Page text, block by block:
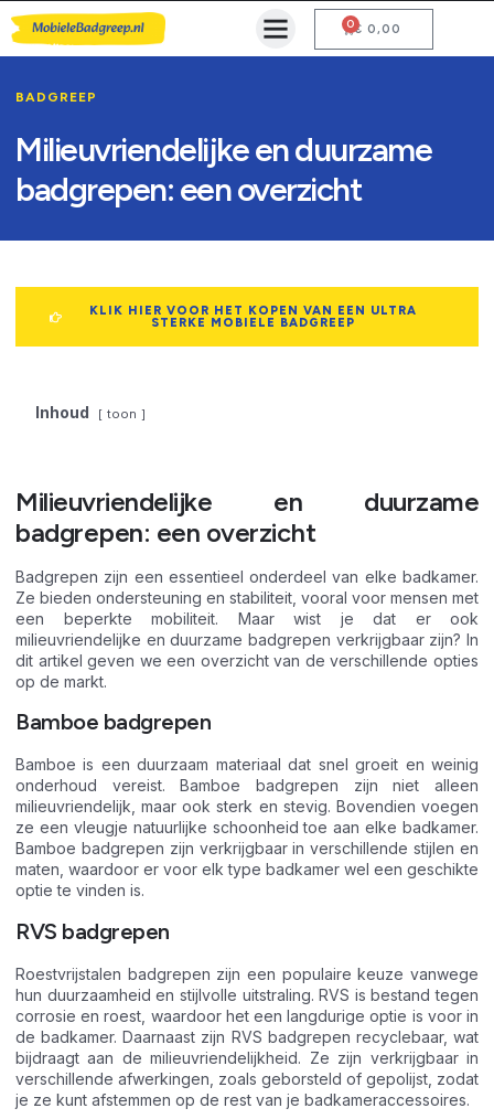
€ 0,00
0
BADGREEP
Milieuvriendelijke en duurzame
badgrepen: een overzicht
KLIK HIER VOOR HET KOPEN VAN EEN ULTRA
STERKE MOBIELE BADGREEP
Inhoud toon
Milieuvriendelijke en duurzame
badgrepen: een overzicht
Badgrepen zijn een essentieel onderdeel van elke badkamer.
Ze bieden ondersteuning en stabiliteit, vooral voor mensen met
een beperkte mobiliteit. Maar wist je dat er ook
milieuvriendelijke en duurzame badgrepen verkrijgbaar zijn? In
dit artikel geven we een overzicht van de verschillende opties
op de markt.
Bamboe badgrepen
Bamboe is een duurzaam materiaal dat snel groeit en weinig
onderhoud vereist. Bamboe badgrepen zijn niet alleen
milieuvriendelijk, maar ook sterk en stevig. Bovendien voegen
ze een vleugje natuurlijke schoonheid toe aan elke badkamer.
Bamboe badgrepen zijn verkrijgbaar in verschillende stijlen en
maten, waardoor er voor elk type badkamer wel een geschikte
optie te vinden is.
RVS badgrepen
Roestvrijstalen badgrepen zijn een populaire keuze vanwege
hun duurzaamheid en stijlvolle uitstraling. RVS is bestand tegen
corrosie en roest, waardoor het een langdurige optie is voor in
de badkamer. Daarnaast zijn RVS badgrepen recyclebaar, wat
bijdraagt aan de milieuvriendelijkheid. Ze zijn verkrijgbaar in
verschillende afwerkingen, zoals geborsteld of gepolijst, zodat
je ze kunt afstemmen op de rest van je badkameraccessoires.